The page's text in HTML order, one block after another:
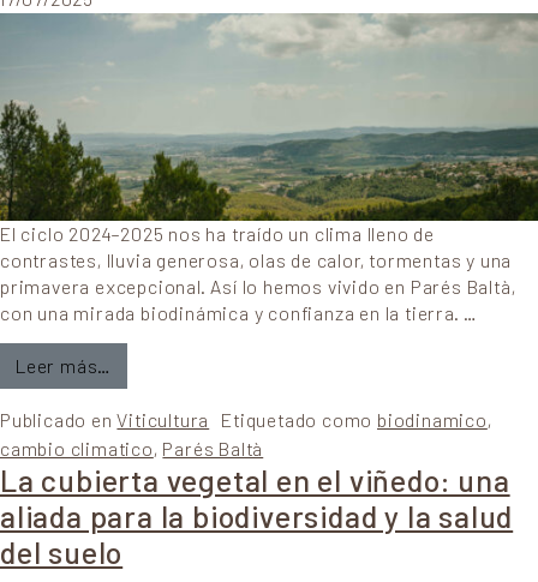
El ciclo 2024–2025 nos ha traído un clima lleno de
contrastes, lluvia generosa, olas de calor, tormentas y una
primavera excepcional. Así lo hemos vivido en Parés Baltà,
con una mirada biodinámica y confianza en la tierra. …
Leer más…
Publicado enViticultura Etiquetado como biodinamico,
cambio climatico, Parés Baltà
La cubierta vegetal en el viñedo: una
aliada para la biodiversidad y la salud
del suelo